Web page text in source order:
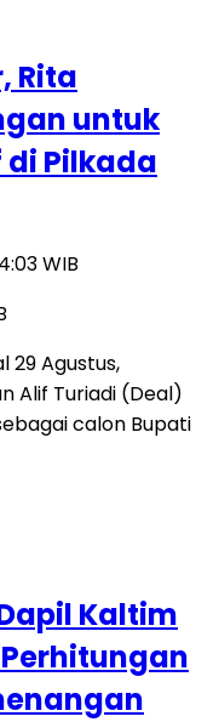
Rita
untuk
Pilkada
WIB
29 Agustus,
Alif Turiadi (Deal)
calon Bupati
Kaltim
Perhitungan